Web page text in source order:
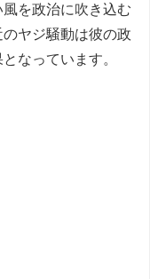
を政治に吹き込む
ヤジ騒動は彼の政
なっています。